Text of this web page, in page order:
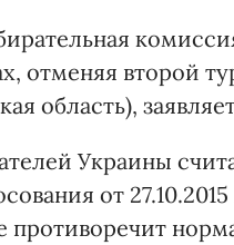
отменяя второй
область),
Украины
от
противоречит